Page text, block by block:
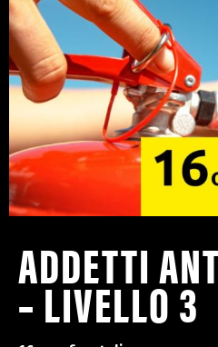
ADDETTI
– LIVELLO 3